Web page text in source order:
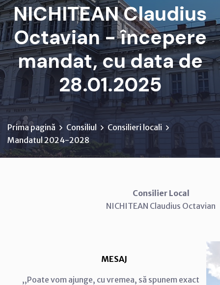
NICHITEAN Claudius
Octavian - începere
mandat, cu data de
28.01.2025
Prima pagină Consiliul
Consilieri locali
Mandatul 2024-2028
Consilier Local
NICHITEAN Claudius Octavian
MESAJ
,,Poate vom ajunge, cu vremea, să spunem exact